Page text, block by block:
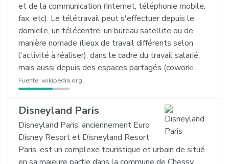
et de la communication (Internet, téléphonie mobile,
fax, etc). Le télétravail peut s'effectuer depuis le
domicile, un télécentre, un bureau satellite ou de
manière nomade (lieux de travail différents selon
l'activité à réaliser), dans le cadre du travail salarié,
mais aussi depuis des espaces partagés (coworki…
Fuente: wikipedia.org
Disneyland Paris
Disneyland Paris, anciennement Euro
Disney Resort et Disneyland Resort
Paris, est un complexe touristique et urbain de situé